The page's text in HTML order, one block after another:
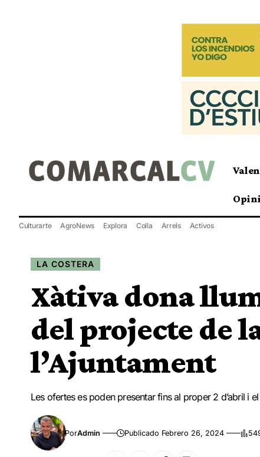
Culturarte AgroNews Explora Colla Arrels Activos
LA COSTERA
Xàtiva dona
del projecte de
l’Ajuntament
Les ofertes es poden presentar fins al proper 2 d’abril i
PorAdmin Publicado Febrero 26, 2024